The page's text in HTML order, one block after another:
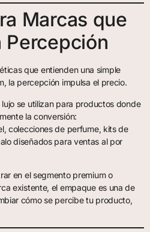
Marcas que
Percepción
que entienden una simple
la percepción impulsa el precio.
se utilizan para productos donde
la conversión:
colecciones de perfume, kits de
diseñados para ventas al por
en el segmento premium o
existente, el empaque es una de
cómo se percibe tu producto,